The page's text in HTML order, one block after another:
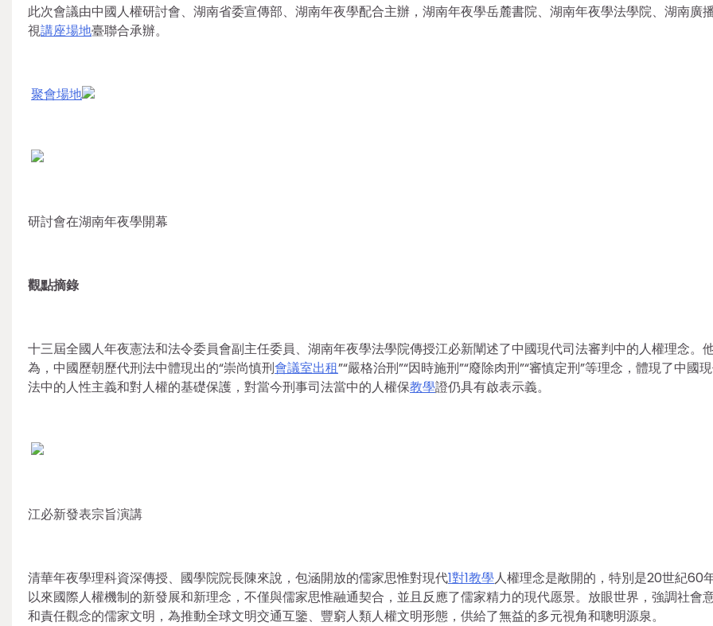
此次會議由中國人權研討會、湖南省委宣傳部、湖南年夜學配合主辦，湖南年夜學岳麓書院、湖南年夜學法學院、湖南廣
視講座場地臺聯合承辦。
聚會場地
研討會在湖南年夜學開幕
觀點摘錄
十三屆全國人年夜憲法和法令委員會副主任委員、湖南年夜學法學院傳授江必新闡述了中國現代司法審判中的人權理念。
為，中國歷朝歷代刑法中體現出的“崇尚慎刑會議室出租”“嚴格治刑”“因時施刑”“廢除肉刑”“審慎定刑”等理念，體現了中國
法中的人性主義和對人權的基礎保護，對當今刑事司法當中的人權保教學證仍具有啟表示義。
江必新發表宗旨演講
清華年夜學理科資深傳授、國學院院長陳來說，包涵開放的儒家思惟對現代1對1教學人權理念是敞開的，特別是20世紀60
以來國際人權機制的新發展和新理念，不僅與儒家思惟融通契合，並且反應了儒家精力的現代愿景。放眼世界，強調社會
和責任觀念的儒家文明，為推動全球文明交通互鑒、豐窮人類人權文明形態，供給了無益的多元視角和聰明源泉。